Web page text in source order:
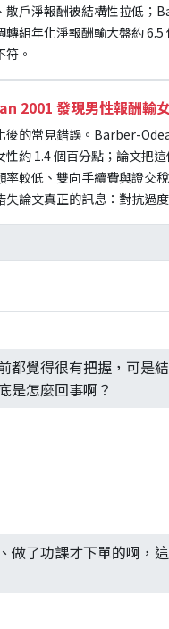
散戶淨報酬被結構性拉低；
轉組年化淨報酬輸大盤約
。
2001 發現男性報酬輸
後的常見錯誤。Barber-
性約 1.4 個百分點；論文
率較低、雙向手續費與證交
失論文真正的訊息：對抗過
都覺得很有把握，可是
是怎麼回事啊？
做了功課才下單的啊，